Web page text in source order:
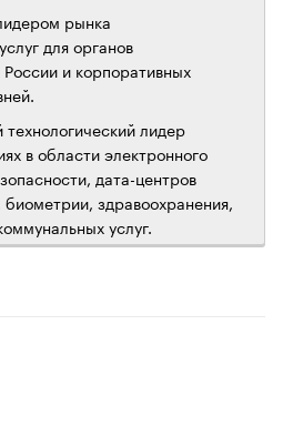
рынка
для органов
и корпоративных
лидер
в области электронного
дата-центров
здравоохранения,
услуг.